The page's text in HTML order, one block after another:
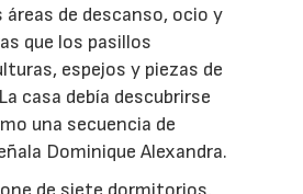
áreas de descanso, ocio y
que los pasillos
espejos y piezas de
casa debía descubrirse
una secuencia de
Dominique Alexandra.